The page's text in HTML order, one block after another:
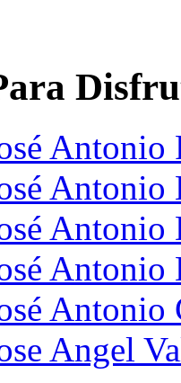
Antonio
Antonio
Antonio
Angel